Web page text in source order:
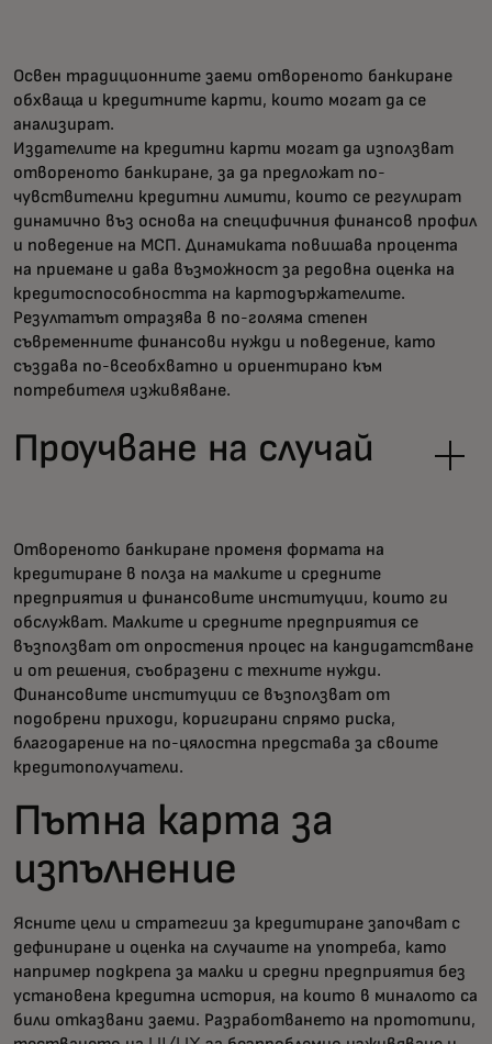
Освен традиционните заеми отвореното банкиране
обхваща и кредитните карти, които могат да се
анализират.
Издателите на кредитни карти могат да използват
отвореното банкиране, за да предложат по-
чувствителни кредитни лимити, които се регулират
динамично въз основа на специфичния финансов профил
и поведение на МСП. Динамиката повишава процента
на приемане и дава възможност за редовна оценка на
кредитоспособността на картодържателите.
Резултатът отразява в по-голяма степен
съвременните финансови нужди и поведение, като
създава по-всеобхватно и ориентирано към
потребителя изживяване.
Проучване на случай
Отвореното банкиране променя формата на
кредитиране в полза на малките и средните
предприятия и финансовите институции, които ги
обслужват. Малките и средните предприятия се
възползват от опростения процес на кандидатстване
и от решения, съобразени с техните нужди.
Финансовите институции се възползват от
подобрени приходи, коригирани спрямо риска,
благодарение на по-цялостна представа за своите
кредитополучатели.
Пътна карта за
изпълнение
Ясните цели и стратегии за кредитиране започват с
дефиниране и оценка на случаите на употреба, като
например подкрепа за малки и средни предприятия без
установена кредитна история, на които в миналото са
били отказвани заеми. Разработването на прототипи,